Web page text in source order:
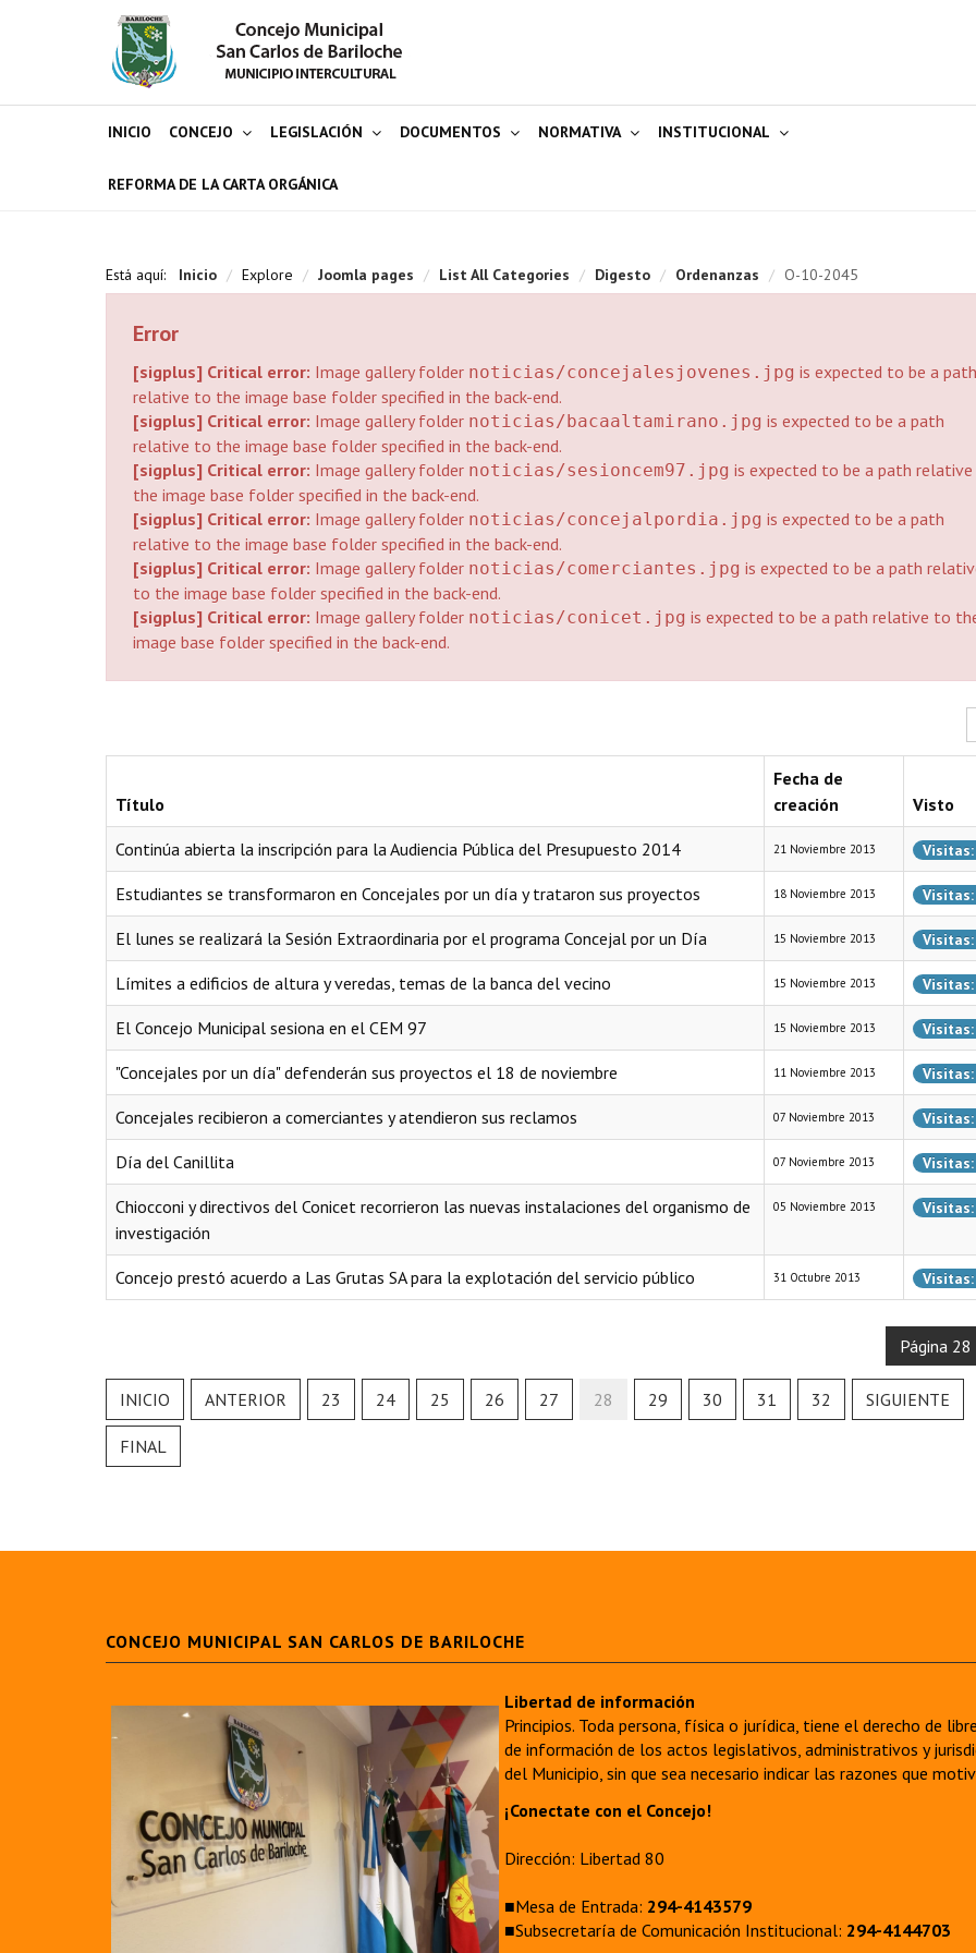
INICIO CONCEJO LEGISLACIÓN DOCUMENTOS NORMATIVA INSTITUCIONAL
REFORMA DE LA CARTA ORGÁNICA
Está aquí: Inicio / Explore / Joomla pages / List All Categories / Digesto / Ordenanzas / O-10-2045
Error
[sigplus] Critical error: Image gallery folder noticias/concejalesjovenes.jpg is expected to be a path
relative to the image base folder specified in the back-end.
[sigplus] Critical error: Image gallery folder noticias/bacaaltamirano.jpg is expected to be a path
relative to the image base folder specified in the back-end.
[sigplus] Critical error: Image gallery folder noticias/sesioncem97.jpg is expected to be a path
the image base folder specified in the back-end.
[sigplus] Critical error: Image gallery folder noticias/concejalpordia.jpg is expected to be a path
relative to the image base folder specified in the back-end.
[sigplus] Critical error: Image gallery folder noticias/comerciantes.jpg is expected to be a path
to the image base folder specified in the back-end.
[sigplus] Critical error: Image gallery folder noticias/conicet.jpg is expected to be a path relative to
image base folder specified in the back-end.
Título
Fecha de
creación
Visto
Continúa abierta la inscripción para la Audiencia Pública del Presupuesto 2014 21 Noviembre 2013
Estudiantes se transformaron en Concejales por un día y trataron sus proyectos 18 Noviembre 2013 Visitas:
El lunes se realizará la Sesión Extraordinaria por el programa Concejal por un Día 15 Noviembre 2013
Límites a edificios de altura y veredas, temas de la banca del vecino 15 Noviembre 2013
El Concejo Municipal sesiona en el CEM 97 15 Noviembre 2013
"Concejales por un día" defenderán sus proyectos el 18 de noviembre 11 Noviembre 2013
Concejales recibieron a comerciantes y atendieron sus reclamos 07 Noviembre 2013 Visitas:
Día del Canillita 07 Noviembre 2013
Chiocconi y directivos del Conicet recorrieron las nuevas instalaciones del organismo de
investigación
05 Noviembre 2013
Concejo prestó acuerdo a Las Grutas SA para la explotación del servicio público 31 Octubre 2013
Página 28
INICIO ANTERIOR 23 24 25 26 27 28 29 30 31 32 SIGUIENTE
FINAL
CONCEJO MUNICIPAL SAN CARLOS DE BARILOCHE
Libertad de información
Principios. Toda persona, física o jurídica, tiene el derecho de
de información de los actos legislativos, administrativos y
del Municipio, sin que sea necesario indicar las razones que
¡Conectate con el Concejo!
Dirección: Libertad 80
■Mesa de Entrada: 294-4143579
■Subsecretaría de Comunicación Institucional: 294-4144703